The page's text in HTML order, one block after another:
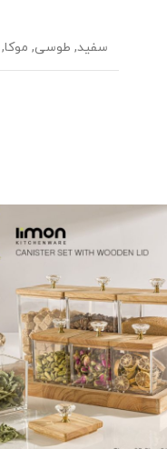
سفید, طوسی, موکا,